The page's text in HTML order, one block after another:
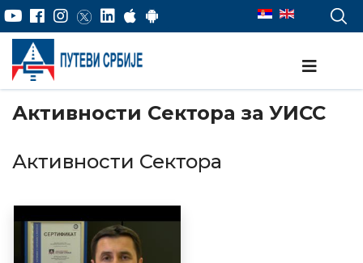
Активности Сектора за УИСС
Активности Сектора